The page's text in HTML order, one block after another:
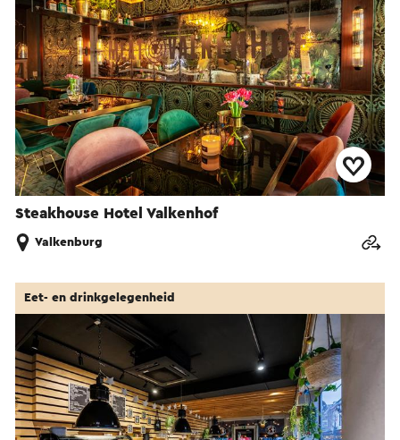
Steakhouse Hotel Valkenhof
Valkenburg
Eet- en drinkgelegenheid